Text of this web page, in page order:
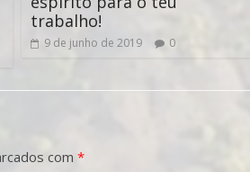
trabalho!
9 de junho de 2019 0
com *